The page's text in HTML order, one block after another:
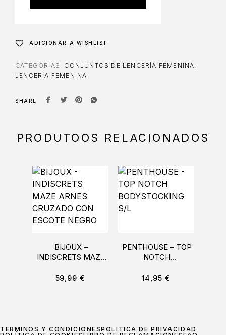
ADICIONAR À WISHLIST
CATEGORÍAS: CONJUNTOS DE LENCERÍA FEMENINA
LENCERÍA FEMENINA
SHARE
PRODUTOOS RELACIONADOS
BIJOUX –
INDISCRETS MAZE
CON ESCOTE
59,99 €
PENTHOUSE – TOP
NOTCH
14,95 €
TÉRMINOS Y CONDICIONESPOLÍTICA DE PRIVACIDAD